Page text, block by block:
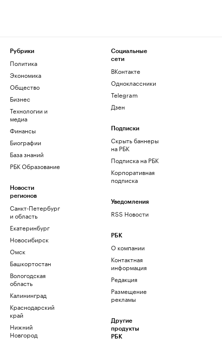
Рубрики
Политика
Экономика
Общество
Бизнес
Технологии и
медиа
Финансы
Биографии
База знаний
РБК Образование
Новости
регионов
Санкт-Петербург
и область
Екатеринбург
Новосибирск
Омск
Башкортостан
Вологодская
область
Калининград
Краснодарский
край
Нижний
Новгород
Социальные
сети
ВКонтакте
Одноклассники
Telegram
Дзен
Подписки
Скрыть баннеры
на РБК
Подписка на РБК
Корпоративная
подписка
Уведомления
RSS Новости
РБК
О компании
Контактная
информация
Редакция
Размещение
рекламы
Другие
продукты
РБК